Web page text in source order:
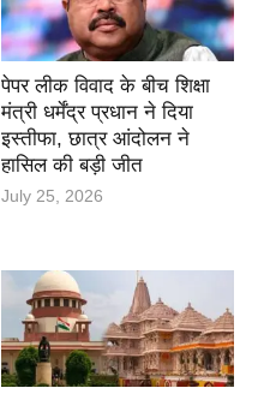
पेपर लीक विवाद के बीच शिक्षा
मंत्री धर्मेंद्र प्रधान ने दिया
इस्तीफा, छात्र आंदोलन ने
हासिल की बड़ी जीत
July 25, 2026